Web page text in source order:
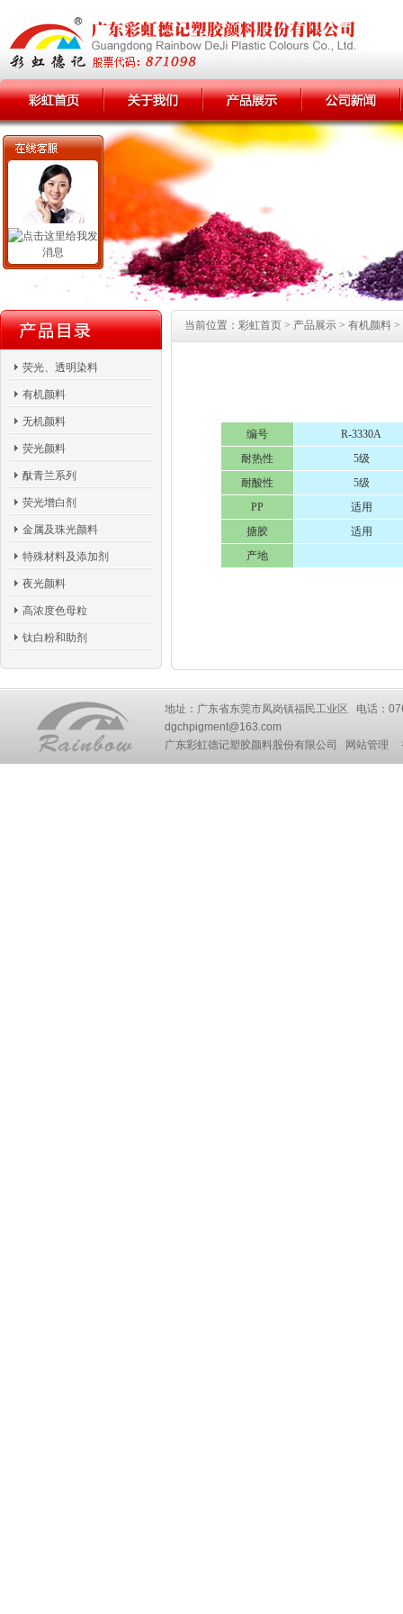
荧光、透明染料
有机颜料
无机颜料
荧光颜料
酞青兰系列
荧光增白剂
金属及珠光颜料
特殊材料及添加剂
夜光颜料
高浓度色母粒
钛白粉和助剂
当前位置：彩虹首页 > 产品展示 > 有机颜料 >
编号
R-3330A
耐热性
5级
耐酸性
5级
PP
适用
搪胶
适用
产地
地址：广东省东莞市凤岗镇福民工业区 电话：
dgchpigment@163.com
广东彩虹德记塑胶颜料股份有限公司
网站管理